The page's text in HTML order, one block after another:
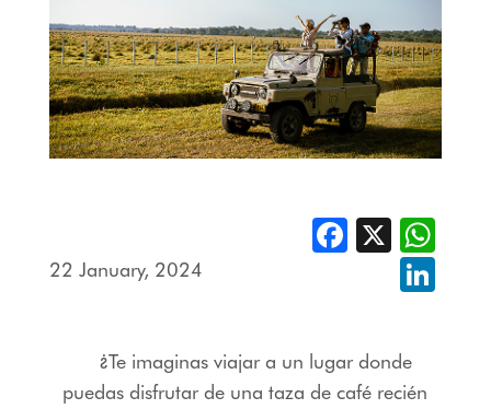
22 January, 2024
Facebook
X
¿Te imaginas viajar a un lugar donde
puedas disfrutar de una taza de café recién